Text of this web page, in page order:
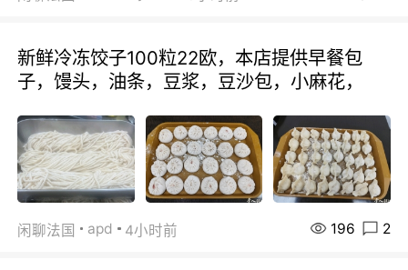
新鲜冷冻饺子100粒22欧，本店提供早餐包
子，馒头，油条，豆浆，豆沙包，小麻花，
闲聊法国 apd 4小时前 196 2